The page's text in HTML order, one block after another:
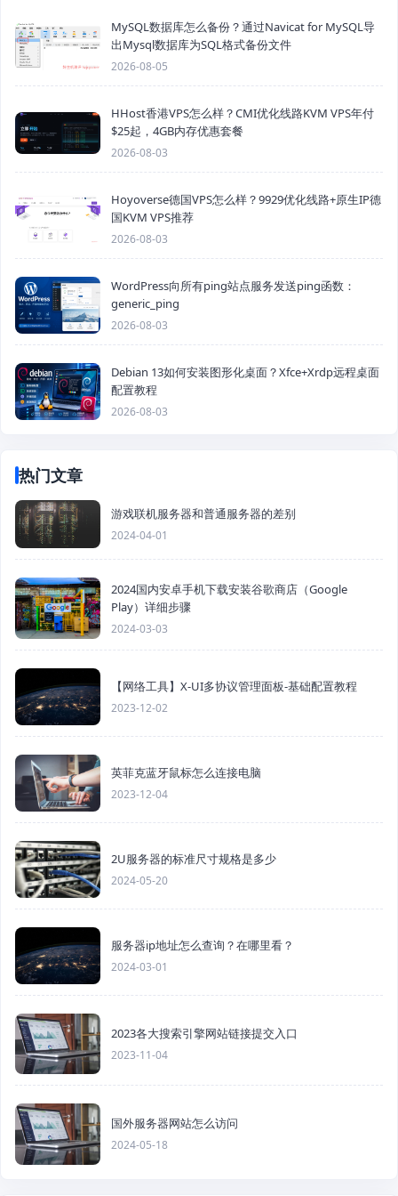
MySQL数据库怎么备份？通过Navicat for MySQL导
出Mysql数据库为SQL格式备份文件
2026-08-05
HHost香港VPS怎么样？CMI优化线路KVM VPS年付
$25起，4GB内存优惠套餐
2026-08-03
Hoyoverse德国VPS怎么样？9929优化线路+原生IP德
国KVM VPS推荐
2026-08-03
WordPress向所有ping站点服务发送ping函数：
generic_ping
2026-08-03
Debian 13如何安装图形化桌面？Xfce+Xrdp远程桌面
配置教程
2026-08-03
热门文章
游戏联机服务器和普通服务器的差别
2024-04-01
2024国内安卓手机下载安装谷歌商店（Google
Play）详细步骤
2024-03-03
【网络工具】X-UI多协议管理面板-基础配置教程
2023-12-02
英菲克蓝牙鼠标怎么连接电脑
2023-12-04
2U服务器的标准尺寸规格是多少
2024-05-20
服务器ip地址怎么查询？在哪里看？
2024-03-01
2023各大搜索引擎网站链接提交入口
2023-11-04
国外服务器网站怎么访问
2024-05-18